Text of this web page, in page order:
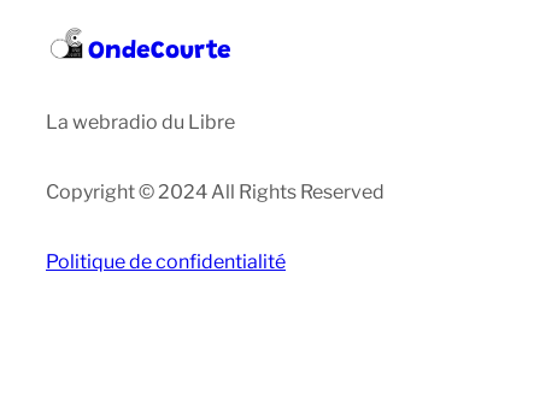
OndeCourte
La webradio du Libre
Copyright © 2024 All Rights Reserved
Politique de confidentialité